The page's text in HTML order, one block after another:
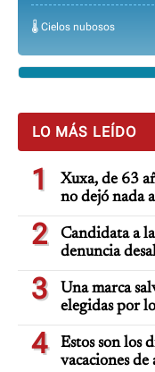
🌡️ Cielos nubosos
LO MÁS LEÍDO
1
Xuxa, de 63
no dejó nada
2
Candidata a
denuncia
3
Una marca
elegidas por
4
Estos son los
vacaciones de